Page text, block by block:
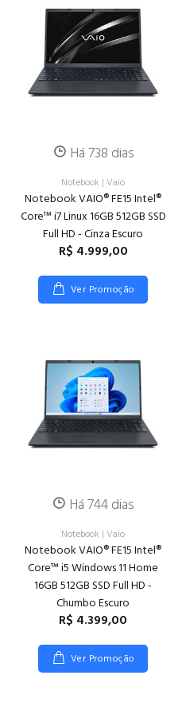
Há 738 dias
Notebook | Vaio
Notebook VAIO® FE15 Intel®
Core™ i7 Linux 16GB 512GB SSD
Full HD - Cinza Escuro
R$ 4.999,00
Ver Promoção
Há 744 dias
Notebook | Vaio
Notebook VAIO® FE15 Intel®
Core™ i5 Windows 11 Home
16GB 512GB SSD Full HD -
Chumbo Escuro
R$ 4.399,00
Ver Promoção